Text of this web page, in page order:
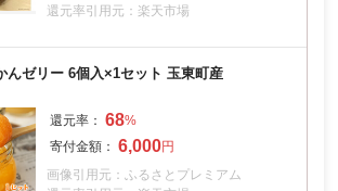
還元率引用元：楽天市場
んゼリー 6個入×1セット 玉東町産
68
6,000
画像引用元：ふるさとプレミアム